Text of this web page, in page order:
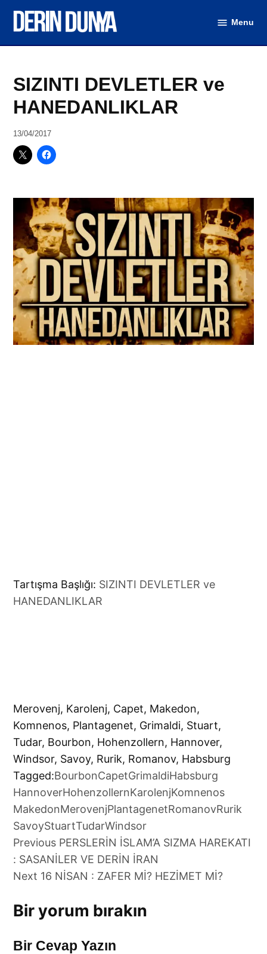
Menu
Posted
in
Dünya
(Video)
SIZINTI DEVLETLER ve
HANEDANLIKLAR
by
DerinDunya
13/04/2017
Tartışma Başlığı: SIZINTI DEVLETLER ve
HANEDANLIKLAR
Merovenj, Karolenj, Capet, Makedon,
Komnenos, Plantagenet, Grimaldi, Stuart,
Tudar, Bourbon, Hohenzollern, Hannover,
Windsor, Savoy, Rurik, Romanov, Habsburg
Tagged:BourbonCapetGrimaldiHabsburg
HannoverHohenzollernKarolenjKomnenos
MakedonMerovenjPlantagenetRomanovRurik
SavoyStuartTudarWindsor
Yazı
gezinmesi
Previous PERSLERİN İSLAM’A SIZMA HAREKATI
: SASANİLER VE DERİN İRAN
Next 16 NİSAN : ZAFER Mİ? HEZİMET Mİ?
Bir yorum bırakın
Bir Cevap Yazın